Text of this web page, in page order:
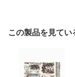
この製品を見てい